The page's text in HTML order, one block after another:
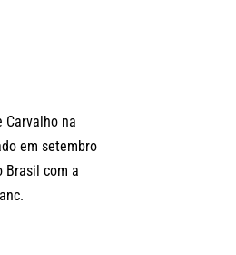
na
em setembro
Brasil com a